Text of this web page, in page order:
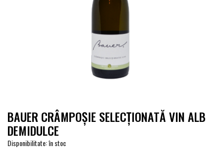
BAUER CRÂMPOȘIE SELECȚIONATĂ VIN ALB
DEMIDULCE
Disponibilitate: în stoc